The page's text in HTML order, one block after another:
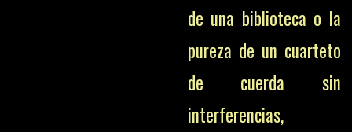
de una biblioteca o la
pureza de un cuarteto
de cuerda sin
interferencias,